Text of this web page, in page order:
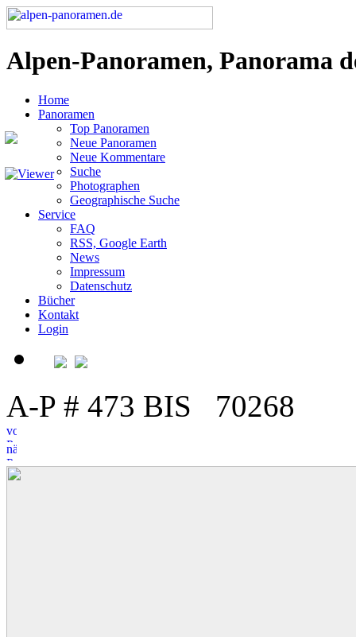
Alpen-Panoramen, Panorama
Home
Panoramen
Top Panoramen
Neue Panoramen
Neue Kommentare
Suche
Photographen
Geographische Suche
Service
FAQ
RSS, Google Earth
News
Impressum
Datenschutz
Bücher
Kontakt
Login
A-P # 473 BIS 70268